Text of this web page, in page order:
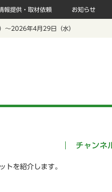
報提供・取材依頼 お知らせ
～2026年4月29日（水）
チャンネ
トを紹介します。